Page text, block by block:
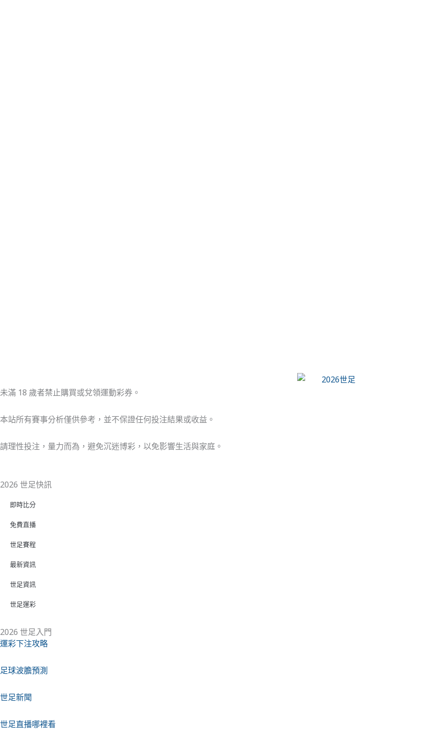
未滿 18 歲者禁止購買或兌領運動彩券。
本站所有賽事分析僅供參考，並不保證任何投注結果或收益。
請理性投注，量力而為，避免沉迷博彩，以免影響生活與家庭。
2026 世足快訊
即時比分
免費直播
世足賽程
最新資訊
世足資訊
世足運彩
2026 世足入門
運彩下注攻略
足球波膽預測
世足新聞
世足直播哪裡看